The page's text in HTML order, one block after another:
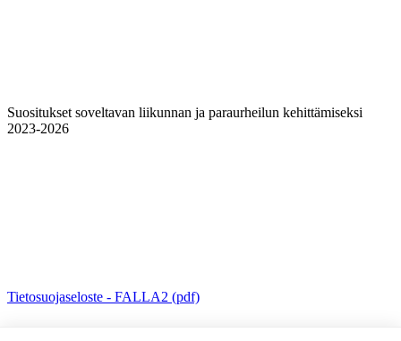
Suositukset soveltavan liikunnan ja paraurheilun kehittämiseksi
2023-2026
Tietosuojaseloste - FALLA2 (pdf)